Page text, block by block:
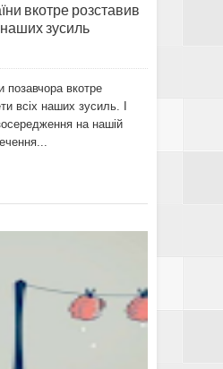
вкотре розставив
наших зусиль
позавчора вкотре
всіх наших зусиль. І
на нашій